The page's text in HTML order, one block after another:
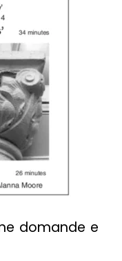
domande e